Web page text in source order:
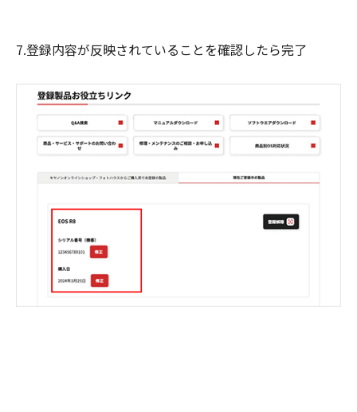
7.登録内容が反映されていることを確認したら完了